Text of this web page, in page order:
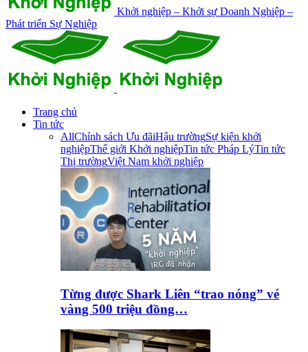
Khởi nghiệp – Khởi sự Doanh Nghiệp –
Phát triển Sự Nghiệp
Trang chủ
Tin tức
AllChính sách Ưu đãiHậu trườngSự kiện khởi
nghiệpThế giới Khởi nghiệpTin tức Pháp LýTin tức
Thị trườngViệt Nam khởi nghiệp
Từng được Shark Liên “trao nóng” vé
vàng 500 triệu đồng…